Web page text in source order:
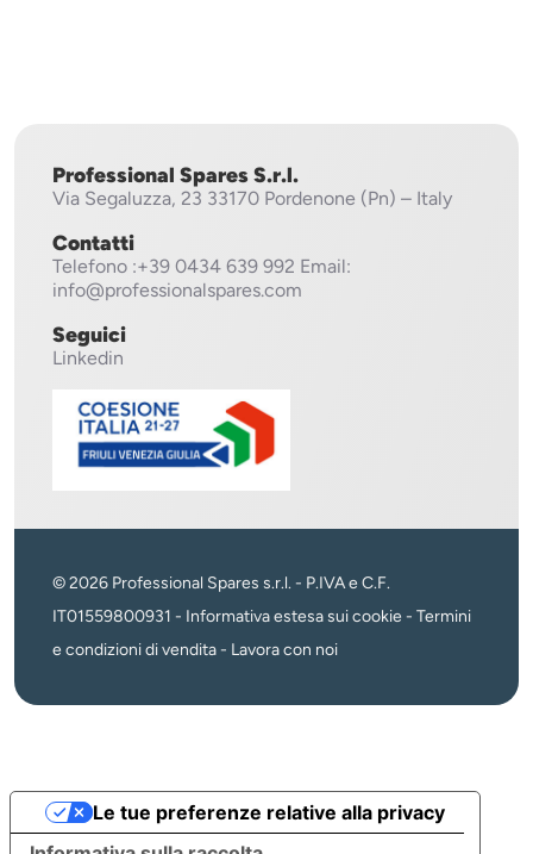
Professional Spares S.r.l.
Via Segaluzza, 23 33170 Pordenone (Pn) – Italy
Contatti
Telefono :+39 0434 639 992 Email:
info@professionalspares.com
Seguici
Linkedin
© 2026 Professional Spares s.r.l. - P.IVA e C.F.
IT01559800931 - Informativa estesa sui cookie - Termini
e condizioni di vendita- Lavora con noi
Le tue preferenze relative alla privacy